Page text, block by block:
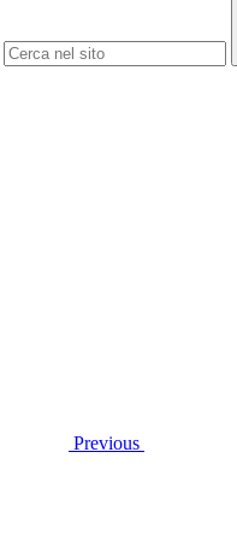
Previous